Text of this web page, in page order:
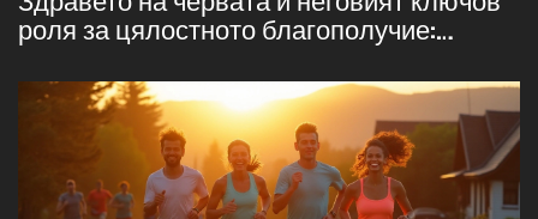
роля за цялостното благополучие:
Съвети и факти